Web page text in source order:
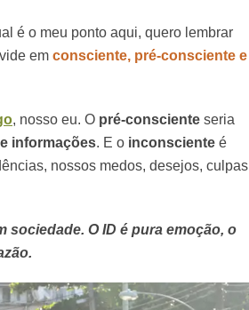
é o meu ponto aqui, quero lembrar
em consciente, pré-consciente e
, nosso eu. O pré-consciente seria
informações. E o inconsciente é
nossos medos, desejos, culpas
sociedade. O ID é pura emoção, o